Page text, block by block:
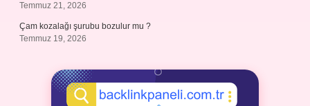
Temmuz 21, 2026
Çam kozalağı şurubu bozulur mu ?
Temmuz 19, 2026